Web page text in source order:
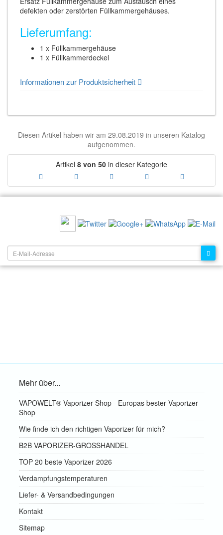
defekten oder zerstörten Füllkammergehäuses.
Lieferumfang:
1 x Füllkammergehäuse
1 x Füllkammerdeckel
Informationen zur Produktsicherheit
Diesen Artikel haben wir am 29.08.2019 in unseren Katalog
aufgenommen.
Artikel 8 von 50 in dieser Kategorie
Mehr über...
VAPOWELT® Vaporizer Shop - Europas bester Vaporizer
Shop
Wie finde ich den richtigen Vaporizer für mich?
B2B VAPORIZER-GROSSHANDEL
TOP 20 beste Vaporizer 2026
Verdampfungstemperaturen
Liefer- & Versandbedingungen
Kontakt
Sitemap